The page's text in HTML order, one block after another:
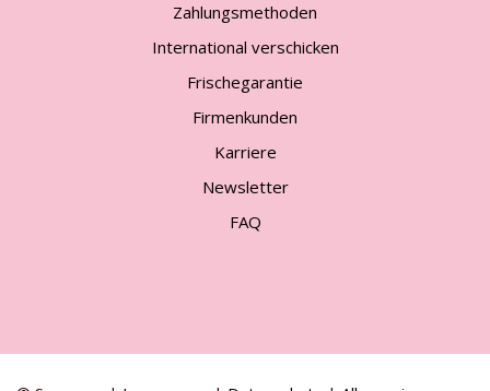
Zahlungsmethoden
International verschicken
Frischegarantie
Firmenkunden
Karriere
Newsletter
FAQ